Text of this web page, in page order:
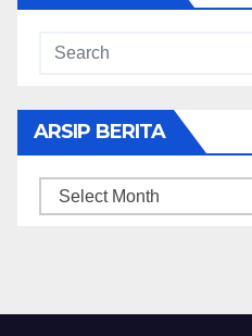
ARSIP BERITA
ARSIP